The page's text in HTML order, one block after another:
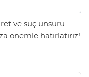
ve suç unsuru
önemle hatırlatırız!